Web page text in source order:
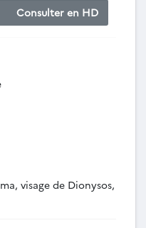
Consulter en HD
visage de Dionysos,